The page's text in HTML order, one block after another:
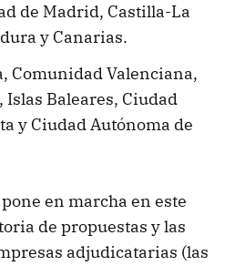
de Madrid, Castilla-La
y Canarias.
Comunidad Valenciana,
Islas Baleares, Ciudad
y Ciudad Autónoma de
en marcha en este
de propuestas y las
adjudicatarias (las